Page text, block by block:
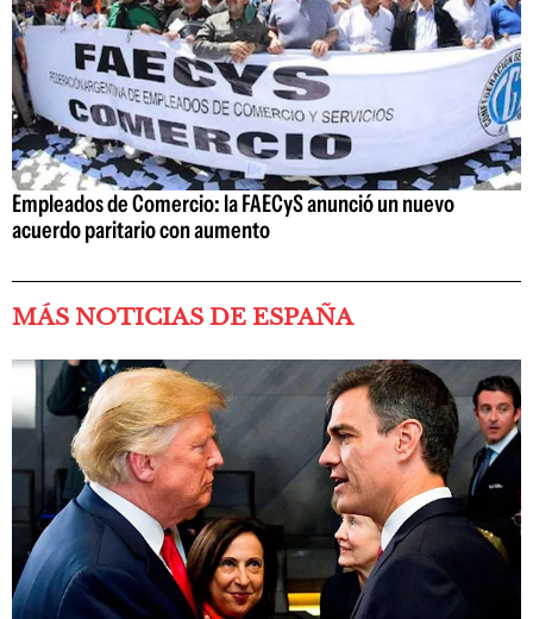
Empleados de Comercio: la FAECyS anunció un nuevo
acuerdo paritario con aumento
MÁS NOTICIAS DE ESPAÑA